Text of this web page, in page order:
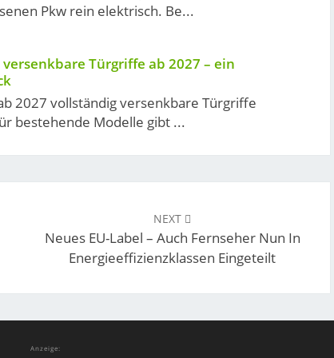
Pkw rein elektrisch. Be...
Türgriffe ab 2027 – ein
2027 vollständig versenkbare Türgriffe
bestehende Modelle gibt ...
NEXT
Neues EU-Label – Auch Fernseher Nun In
Energieeffizienzklassen Eingeteilt
Anzeige: